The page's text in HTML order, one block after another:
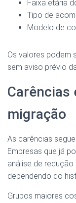
Faixa etária
Tipo de
Modelo de
Os valores podem
sem aviso prévio
Carências
migração
As carências
Empresas que já
análise de
dependendo do
Grupos maiores